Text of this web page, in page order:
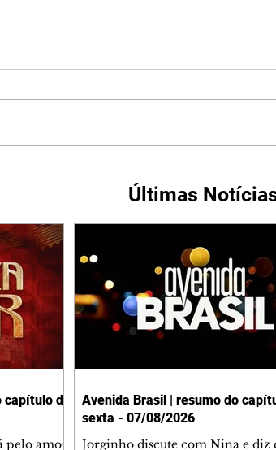
Últimas
de
pelo amor
Avenida Brasil | resumo do
sexta - 07/08/2026
Jorginho discute com Nina e diz